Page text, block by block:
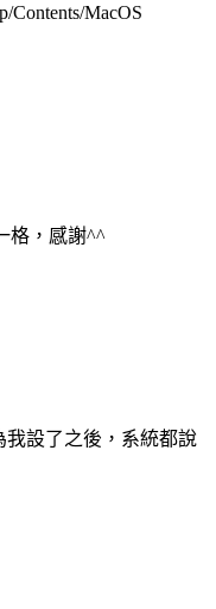
Contents/MacOS
格，感謝^^
設了之後，系統都說